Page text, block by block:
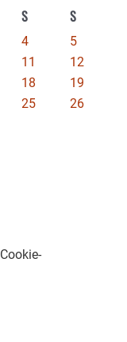
S S
4
5
11
12
18
19
25
26
Cookie-